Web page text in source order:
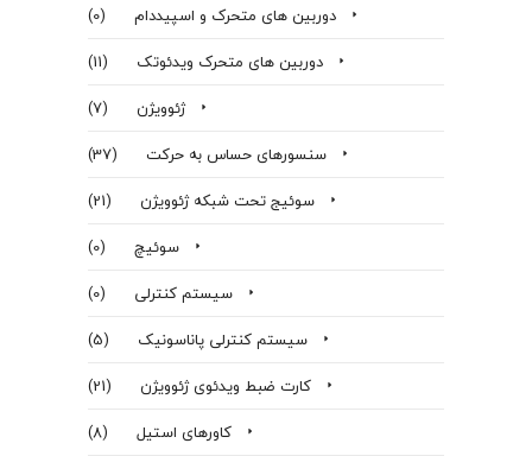
دوربین های متحرک و اسپیددام
(0)
دوربین های متحرک ویدئوتک
(11)
ژئوویژن
(7)
سنسورهای حساس به حرکت
(37)
سوئیج تحت شبکه ژئوویژن
(21)
سوئیچ
(0)
سیستم کنترلی
(0)
سیستم کنترلی پاناسونیک
(5)
کارت ضبط ویدئوی ژئوویژن
(21)
کاورهای استیل
(8)